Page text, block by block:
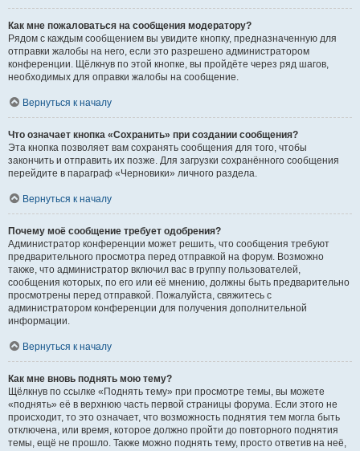
Как мне пожаловаться на сообщения модератору?
Рядом с каждым сообщением вы увидите кнопку, предназначенную для
отправки жалобы на него, если это разрешено администратором
конференции. Щёлкнув по этой кнопке, вы пройдёте через ряд шагов,
необходимых для оправки жалобы на сообщение.
Вернуться к началу
Что означает кнопка «Сохранить» при создании сообщения?
Эта кнопка позволяет вам сохранять сообщения для того, чтобы
закончить и отправить их позже. Для загрузки сохранённого сообщения
перейдите в параграф «Черновики» личного раздела.
Вернуться к началу
Почему моё сообщение требует одобрения?
Администратор конференции может решить, что сообщения требуют
предварительного просмотра перед отправкой на форум. Возможно
также, что администратор включил вас в группу пользователей,
сообщения которых, по его или её мнению, должны быть предварительно
просмотрены перед отправкой. Пожалуйста, свяжитесь с
администратором конференции для получения дополнительной
информации.
Вернуться к началу
Как мне вновь поднять мою тему?
Щёлкнув по ссылке «Поднять тему» при просмотре темы, вы можете
«поднять» её в верхнюю часть первой страницы форума. Если этого не
происходит, то это означает, что возможность поднятия тем могла быть
отключена, или время, которое должно пройти до повторного поднятия
темы, ещё не прошло. Также можно поднять тему, просто ответив на неё,